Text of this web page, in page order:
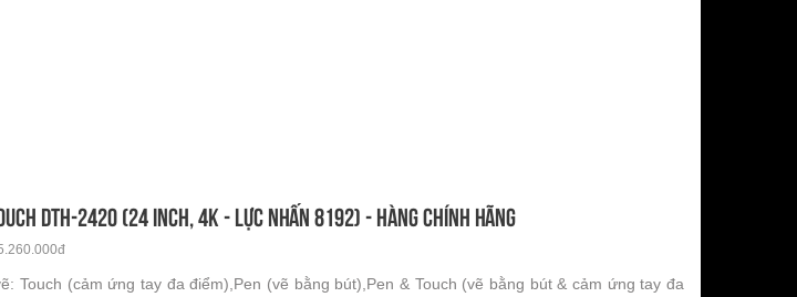
DTH-2420 (24 inch, 4K - lực nhấn 8192) - Hàng chính hãng
Touch (cảm ứng tay đa điểm),Pen (vẽ bằng bút),Pen & Touch (vẽ bằng bút & cảm ứng tay đa